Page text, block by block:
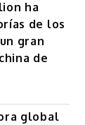
ha
de los
gran
de
global